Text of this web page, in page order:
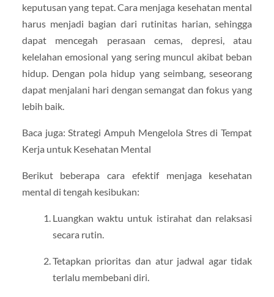
keputusan yang tepat. Cara menjaga kesehatan mental
harus menjadi bagian dari rutinitas harian, sehingga
dapat mencegah perasaan cemas, depresi, atau
kelelahan emosional yang sering muncul akibat beban
hidup. Dengan pola hidup yang seimbang, seseorang
dapat menjalani hari dengan semangat dan fokus yang
lebih baik.
Baca juga: Strategi Ampuh Mengelola Stres di Tempat
Kerja untuk Kesehatan Mental
Berikut beberapa cara efektif menjaga kesehatan
mental di tengah kesibukan:
Luangkan waktu untuk istirahat dan relaksasi
secara rutin.
Tetapkan prioritas dan atur jadwal agar tidak
terlalu membebani diri.